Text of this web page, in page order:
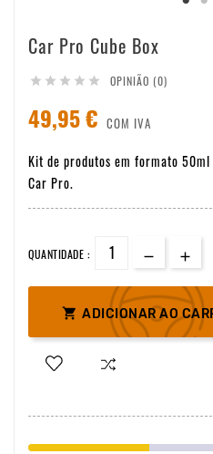
Car Pro Cube Box
     OPINIÃO (0)
49,95 € COM IVA
Kit de produtos em formato
Car Pro.
QUANTIDADE :
 ADICIONAR AO